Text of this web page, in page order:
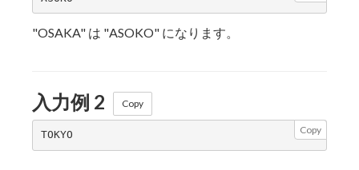
"OSAKA" は "ASOKO" になります。
入力例 2 Copy
Copy